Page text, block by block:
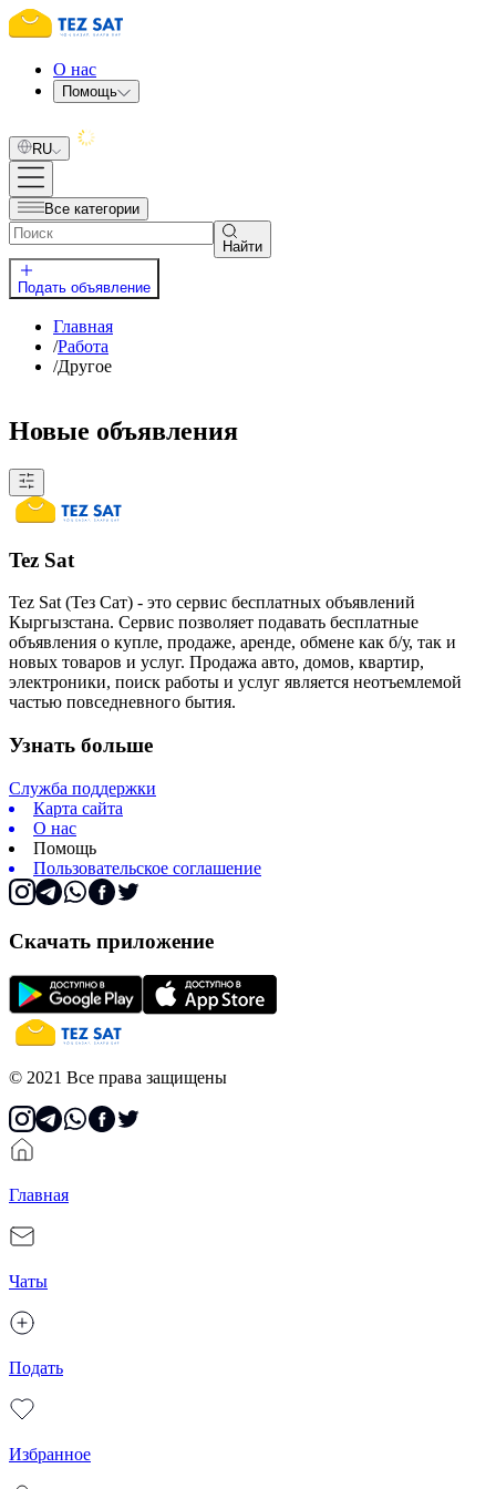
О нас
Помощь
RU
Все категории
Найти
Подать объявление
Главная
/Работа
/Другое
Новые объявления
Tez Sat
Tez Sat (Тез Сат) - это сервис бесплатных объявлений
Кыргызстана. Сервис позволяет подавать бесплатные
объявления о купле, продаже, аренде, обмене как б/у, так и
новых товаров и услуг. Продажа авто, домов, квартир,
электроники, поиск работы и услуг является неотъемлемой
частью повседневного бытия.
Узнать больше
Служба поддержки
Карта сайта
О нас
Помощь
Пользовательское соглашение
Скачать приложение
© 2021 Все права защищены
Главная
Чаты
Подать
Избранное